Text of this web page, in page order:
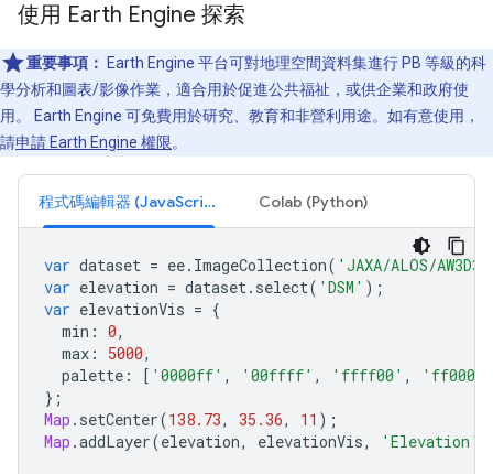
使用 Earth Engine 探索
重要事項：
Earth Engine 平台可對地理空間資料集進行 PB 等級的科
學分析和圖表/影像作業，適合用於促進公共福祉，或供企業和政府使
用。 Earth Engine 可免費用於研究、教育和非營利用途。如有意使用，
請申請 Earth Engine 權限。
程式碼編輯器 (JavaScript) Colab (Python)
var dataset = ee. ImageCollection( 'JAXA/ALOS/
var elevation = dataset. select( 'DSM' );
var elevationVis = {
min : 0,
max : 5000,
palette : [ '0000ff' , '00ffff' , 'ffff00' ,
'ff0000'
};
Map . setCenter(138.73, 35.36, 11 );
Map .addLayer(elevation, elevationVis, 'Elevation'